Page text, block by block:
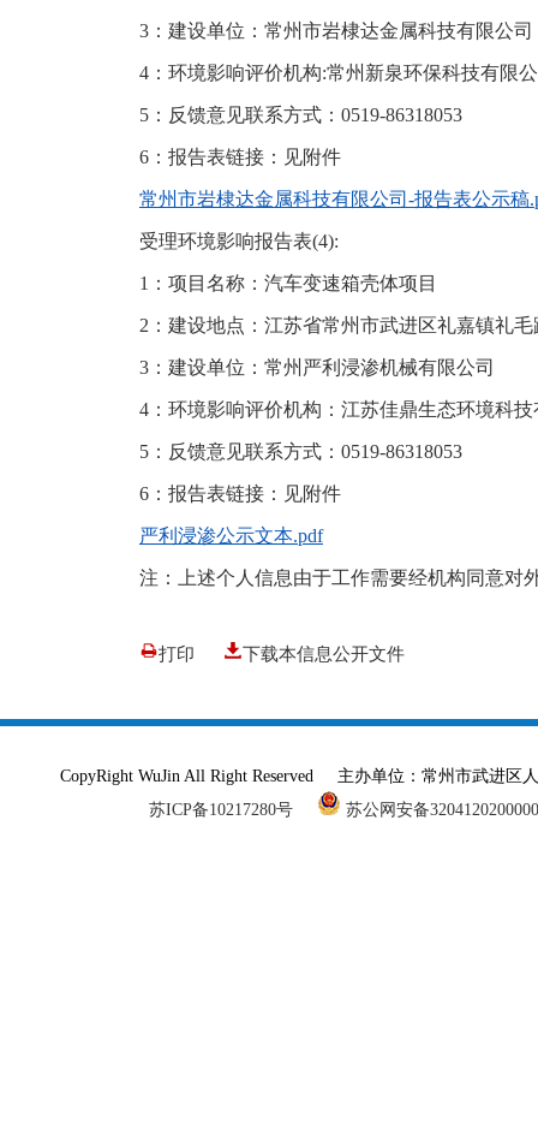
3：建设单位：常州市岩棣达金属科技有限公司
4：环境影响评价机构:常州新泉环保科技有限
5：反馈意见联系方式：0519-86318053
6：报告表链接：见附件
常州市岩棣达金属科技有限公司-报告表公示稿
受理环境影响报告表(4):
1：项目名称：汽车变速箱壳体项目
2：建设地点：江苏省常州市武进区礼嘉镇礼毛
3：建设单位：常州严利浸渗机械有
4：环境影响评价机构：江苏佳鼎生态环境科
5：反馈意见联系方式：0519-86318053
6：报告表链接：见附件
严利浸渗公示文本.pdf
注：上述个人信息由于工作需要经机构同意对
打印 下载本信息公开文件
CopyRight WuJin All Right Reserved 主办单位：常州市武进
苏ICP备10217280号
苏公网安备